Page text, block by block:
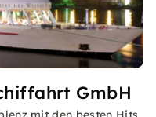
GmbH